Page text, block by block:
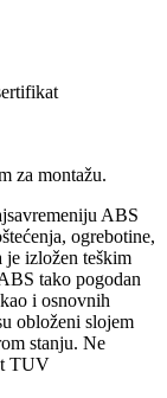
za montažu.
ABS
ogrebotine,
je izložen teškim
tako pogodan
i osnovnih
obloženi slojem
stanju. Ne
TUV